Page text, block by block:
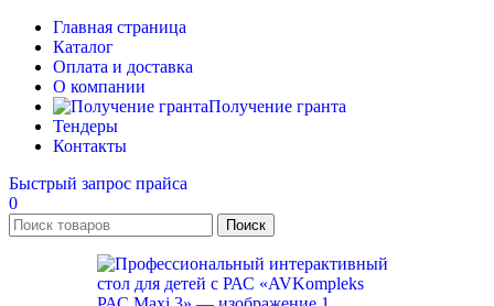
Главная страница
Каталог
Оплата и доставка
О компании
Получение гранта
Тендеры
Контакты
Быстрый запрос прайса
0
Поиск